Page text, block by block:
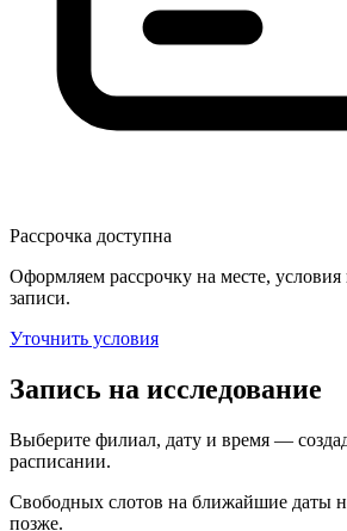
Рассрочка доступна
Оформляем рассрочку на месте,
записи.
Уточнить условия
Запись на исследование
Выберите филиал, дату и время —
расписании.
Свободных слотов на ближайшие даты
позже.